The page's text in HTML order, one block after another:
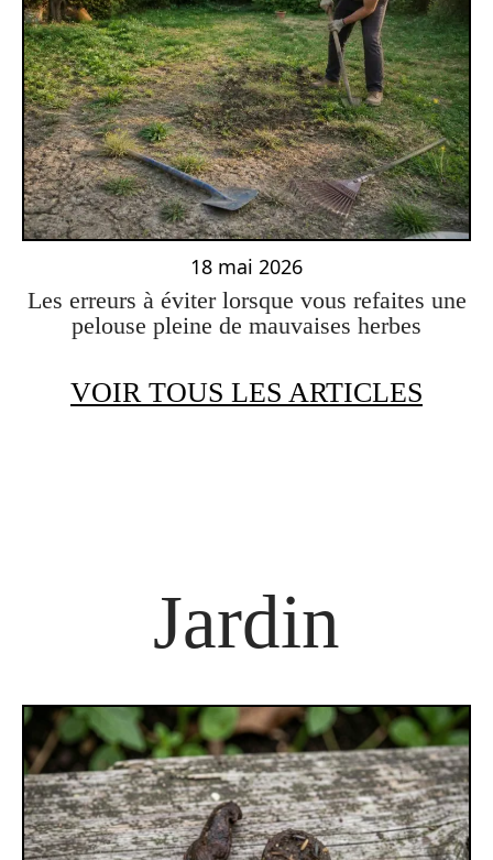
18 mai 2026
Les erreurs à éviter lorsque vous refaites une
pelouse pleine de mauvaises herbes
VOIR TOUS LES ARTICLES
Jardin